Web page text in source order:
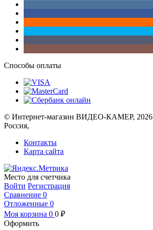
Способы оплаты
© Интернет-магазин ВИДЕО-КАМЕР, 2026
Россия,
Контакты
Карта сайта
Место для счетчика
Войти Регистрация
Сравнение 0
Отложенные 0
Моя корзина 0 0 ₽
Оформить